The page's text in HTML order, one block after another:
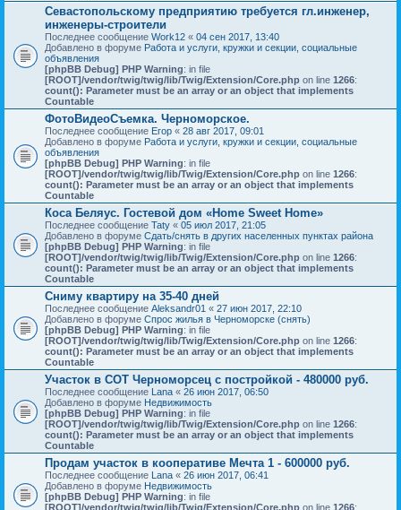
Севастопольскому предприятию требуется гл.инженер,
инженеры-строители
Последнее сообщение Work12 « 04 сен 2017, 13:40
Добавлено в форуме Работа и услуги, кружки и секции, социальные
объявления
[phpBB Debug] PHP Warning: in file
[ROOT]/vendor/twig/twig/lib/Twig/Extension/Core.php on line 1266:
count(): Parameter must be an array or an object that implements
Countable
ФотоВидеоСъемка. Черноморское.
Последнее сообщение Егор « 28 авг 2017, 09:01
Добавлено в форуме Работа и услуги, кружки и секции, социальные
объявления
[phpBB Debug] PHP Warning: in file
[ROOT]/vendor/twig/twig/lib/Twig/Extension/Core.php on line 1266:
count(): Parameter must be an array or an object that implements
Countable
Коса Беляус. Гостевой дом «Home Sweet Home»
Последнее сообщение Taty « 05 июл 2017, 21:05
Добавлено в форуме Сдать/снять в других населенных пунктах района
[phpBB Debug] PHP Warning: in file
[ROOT]/vendor/twig/twig/lib/Twig/Extension/Core.php on line 1266:
count(): Parameter must be an array or an object that implements
Countable
Сниму квартиру на 35-40 дней
Последнее сообщение Aleksandr01 « 27 июн 2017, 22:10
Добавлено в форуме Спрос жилья в Черноморске (снять)
[phpBB Debug] PHP Warning: in file
[ROOT]/vendor/twig/twig/lib/Twig/Extension/Core.php on line 1266:
count(): Parameter must be an array or an object that implements
Countable
Участок в СОТ Черноморсец с постройкой - 480000 руб.
Последнее сообщение Lana « 26 июн 2017, 06:50
Добавлено в форуме Недвижимость
[phpBB Debug] PHP Warning: in file
[ROOT]/vendor/twig/twig/lib/Twig/Extension/Core.php on line 1266:
count(): Parameter must be an array or an object that implements
Countable
Продам участок в кооперативе Мечта 1 - 600000 руб.
Последнее сообщение Lana « 26 июн 2017, 06:41
Добавлено в форуме Недвижимость
[phpBB Debug] PHP Warning: in file
[ROOT]/vendor/twig/twig/lib/Twig/Extension/Core.php on line 1266: